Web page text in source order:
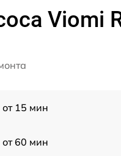
Viomi
от 15 мин
от 60 мин